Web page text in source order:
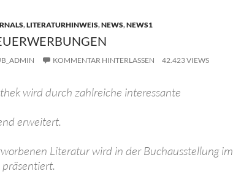
,LITERATURHINWEIS,NEWS,NEWS1
KOMMENTAR HINTERLASSEN 42.423 VIEWS
wird durch zahlreiche interessante
erweitert.
Literatur wird in der Buchausstellung im